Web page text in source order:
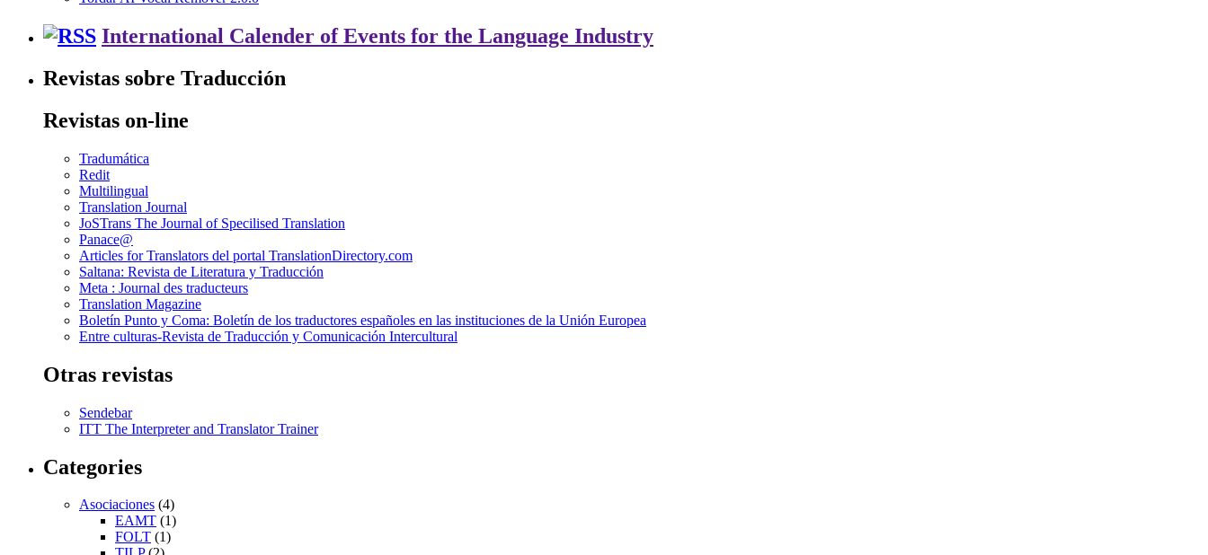
International Calender of Events for the Language Industry
Revistas sobre Traducción
Revistas on-line
Tradumática
Redit
Multilingual
Translation Journal
JoSTrans The Journal of Specilised Translation
Panace@
Articles for Translators del portal TranslationDirectory.com
Saltana: Revista de Literatura y Traducción
Meta : Journal des traducteurs
Translation Magazine
Boletín Punto y Coma: Boletín de los traductores españoles en las instituciones de la Unión Europea
Entre culturas-Revista de Traducción y Comunicación Intercultural
Otras revistas
Sendebar
ITT The Interpreter and Translator Trainer
Categories
Asociaciones (4)
EAMT (1)
FOLT (1)